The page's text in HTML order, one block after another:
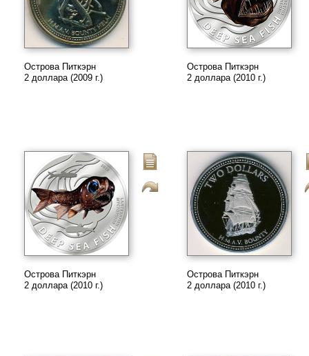
Острова Питкэрн
2 доллара (2009 г.)
Острова Питкэрн
2 доллара (2010 г.)
Острова Питкэрн
2 доллара (2010 г.)
Острова Питкэрн
2 доллара (2010 г.)